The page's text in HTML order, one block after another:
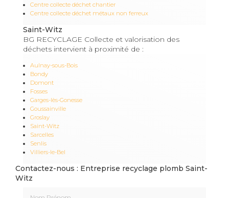
Centre collecte déchet chantier
Centre collecte déchet métaux non ferreux
Saint-Witz
BG RECYCLAGE Collecte et valorisation des
déchets intervient à proximité de :
Aulnay-sous-Bois
Bondy
Domont
Fosses
Garges-lès-Gonesse
Goussainville
Groslay
Saint-Witz
Sarcelles
Senlis
Villiers-le-Bel
Contactez-nous : Entreprise recyclage plomb Saint-
Witz